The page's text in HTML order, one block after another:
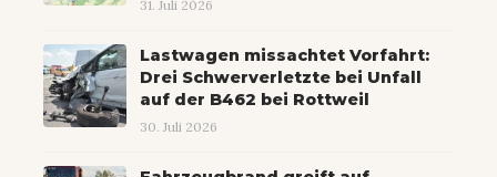
31. Juli 2026
Lastwagen missachtet Vorfahrt:
Drei Schwerverletzte bei Unfall
auf der B462 bei Rottweil
30. Juli 2026